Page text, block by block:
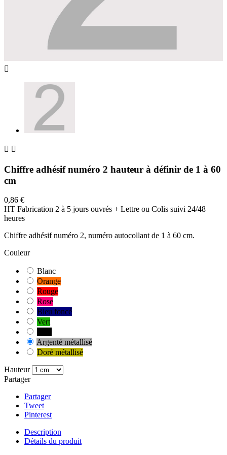

 
Chiffre adhésif numéro 2 hauteur à définir de 1 à 60
cm
0,86 €
HT Fabrication 2 à 5 jours ouvrés + Lettre ou Colis suivi 24/48
heures
Chiffre adhésif numéro 2, numéro autocollant de 1 à 60 cm.
Couleur
Blanc
Orange
Rouge
Rose
Bleu foncé
Vert
Argenté métallisé
Doré métallisé
Hauteur
Partager
Partager
Tweet
Pinterest
Description
Détails du produit